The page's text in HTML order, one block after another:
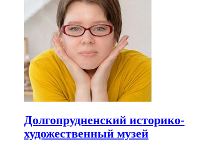
Долгопрудненский историко-
художественный музей